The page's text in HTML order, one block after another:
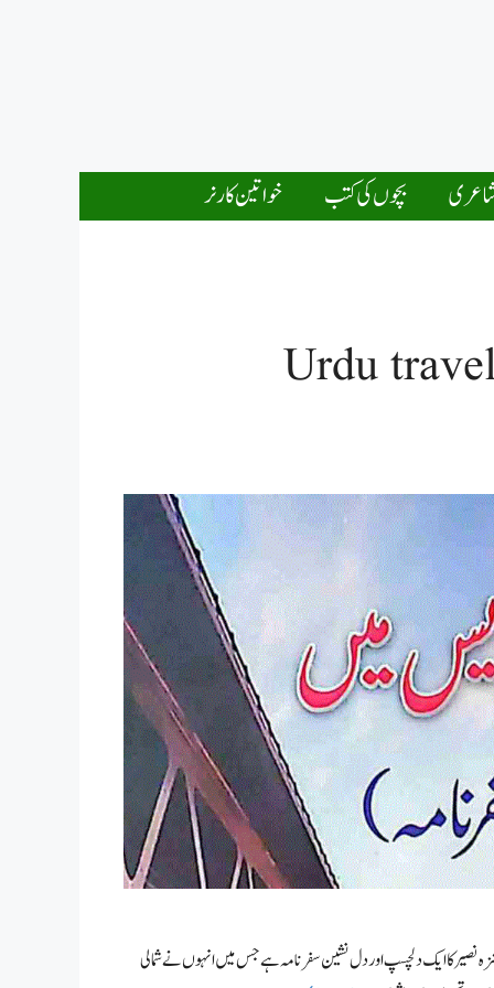
بچوں کی کتب خواتین کارنر
Urdu
نصیر کا ایک دلچسپ اور دل نشین سفرنامہ ہے جس میں انہوں نے شمالی